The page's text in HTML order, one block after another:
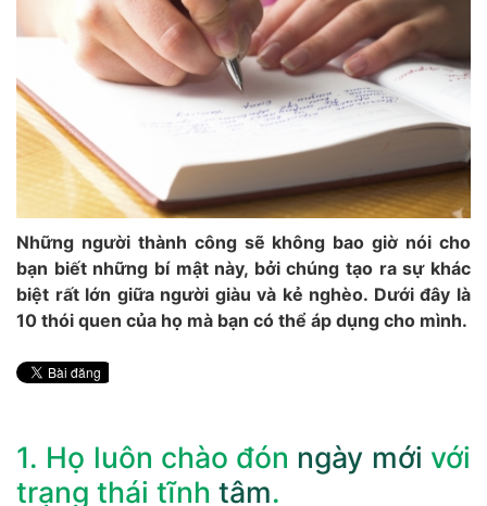
Những người thành công sẽ không bao giờ nói cho
bạn biết những bí mật này, bởi chúng tạo ra sự khác
biệt rất lớn giữa người giàu và kẻ nghèo. Dưới đây là
10 thói quen của họ mà bạn có thể áp dụng cho mình.
1. Họ luôn chào đón ngày mới với
trạng thái tĩnh tâm.